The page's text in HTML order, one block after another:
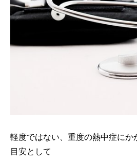
軽度ではない、重度の熱中症にか
目安として